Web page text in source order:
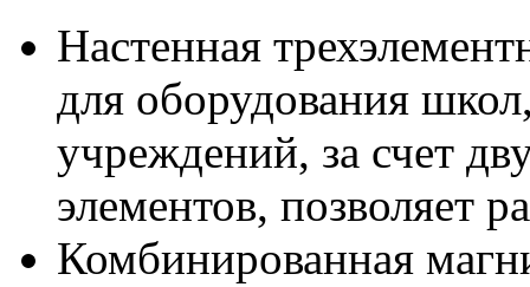
Настенная
для оборудования
учреждений, за счет
элементов, позволяет
Комбинированная